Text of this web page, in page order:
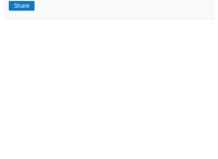
Share